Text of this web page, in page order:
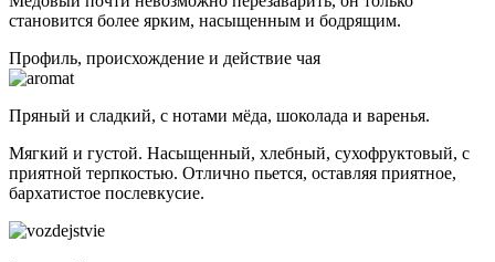
становится более ярким, насыщенным и бодрящим.
Профиль, происхождение и действие чая
Пряный и сладкий, с нотами мёда, шоколада и варенья.
Мягкий и густой. Насыщенный, хлебный, сухофруктовый, с
приятной терпкостью. Отлично пьется, оставляя приятное,
бархатистое послевкусие.